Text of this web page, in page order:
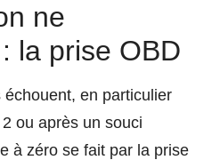
ne
la prise OBD
en particulier
ou après un souci
à zéro se fait par la prise